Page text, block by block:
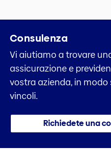
Consulenza
Vi aiutiamo a trovare
assicurazione e
vostra azienda, in modo
vincoli.
Richiedete una